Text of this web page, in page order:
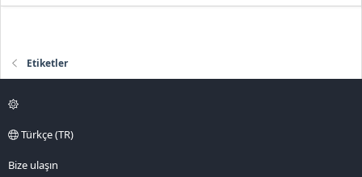
Etiketler
Türkçe (TR)
Bize ulaşın